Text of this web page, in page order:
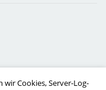
wir Cookies, Server-Log-